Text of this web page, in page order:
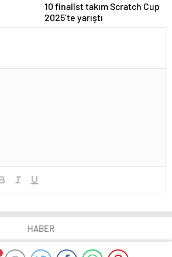
10 finalist takım Scratch Cup
2025’te yarıştı
HABER